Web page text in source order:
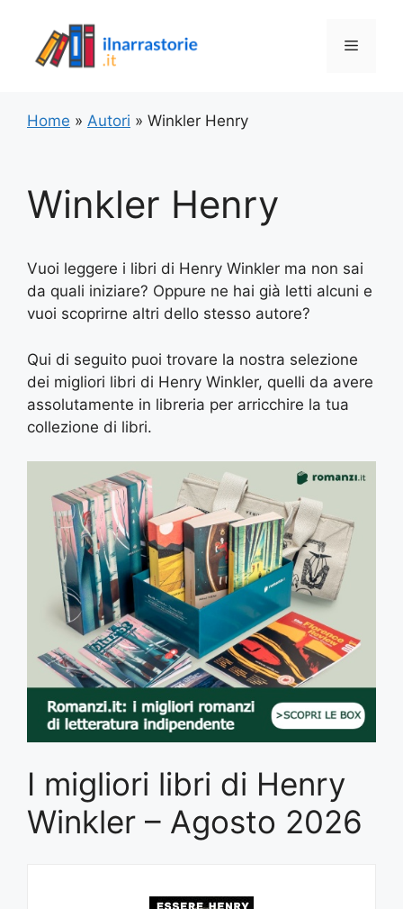
contenuto
Menu
Home » Autori » Winkler Henry
Winkler Henry
Vuoi leggere i libri di Henry Winkler ma non sai
da quali iniziare? Oppure ne hai già letti alcuni e
vuoi scoprirne altri dello stesso autore?
Qui di seguito puoi trovare la nostra selezione
dei migliori libri di Henry Winkler, quelli da avere
assolutamente in libreria per arricchire la tua
collezione di libri.
I migliori libri di Henry
Winkler – Agosto 2026